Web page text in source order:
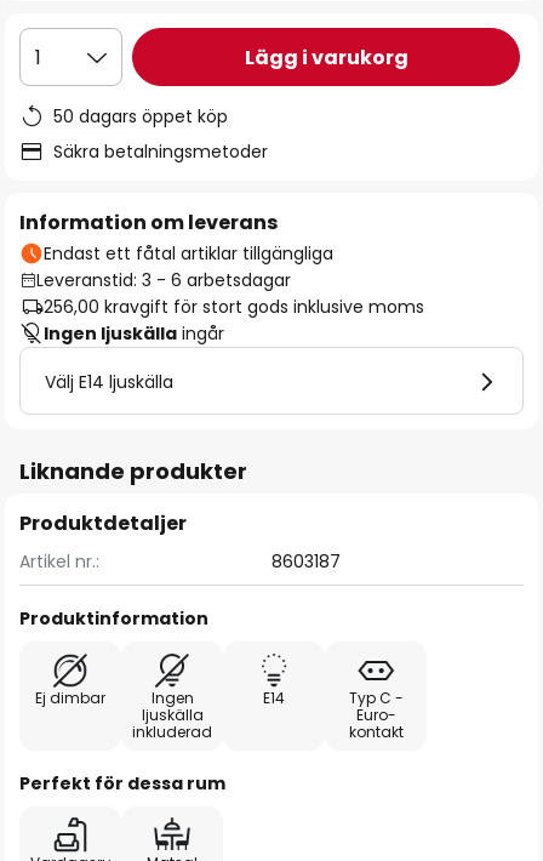
1 Lägg i varukorg
50 dagars öppet köp
Säkra betalningsmetoder
Information om leverans
Endast ett fåtal artiklar tillgängliga
Leveranstid: 3 - 6 arbetsdagar
256,00 kravgift för stort gods inklusive moms
Ingen ljuskälla ingår
Välj E14 ljuskälla
Liknande produkter
Produktdetaljer
Artikel nr.: 8603187
Produktinformation
Ej dimbar
Ingen
ljuskälla
inkluderad
E14
Typ C -
Euro-
kontakt
Perfekt för dessa rum